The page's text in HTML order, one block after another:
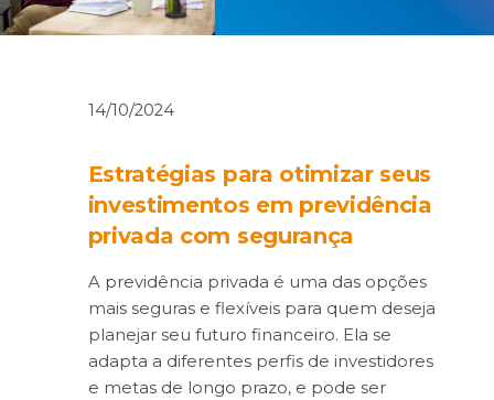
14/10/2024
Estratégias para otimizar seus
investimentos em previdência
privada com segurança
A previdência privada é uma das opções
mais seguras e flexíveis para quem deseja
planejar seu futuro financeiro. Ela se
adapta a diferentes perfis de investidores
e metas de longo prazo, e pode ser